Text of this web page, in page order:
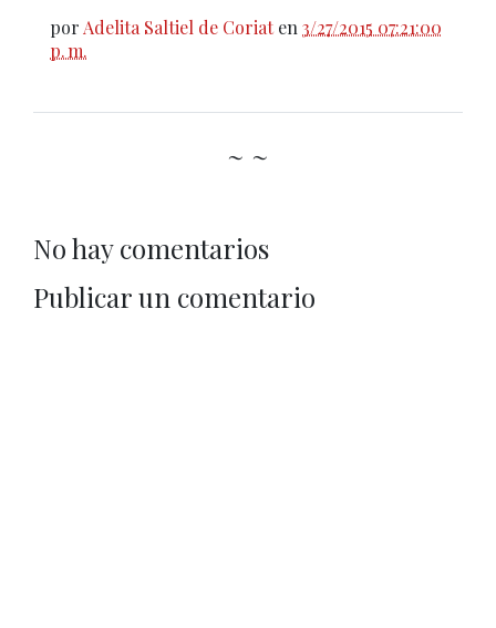
por Adelita Saltiel de Coriat en 3/27/2015 07:21:00
p. m.
~ ~
No hay comentarios
Publicar un comentario